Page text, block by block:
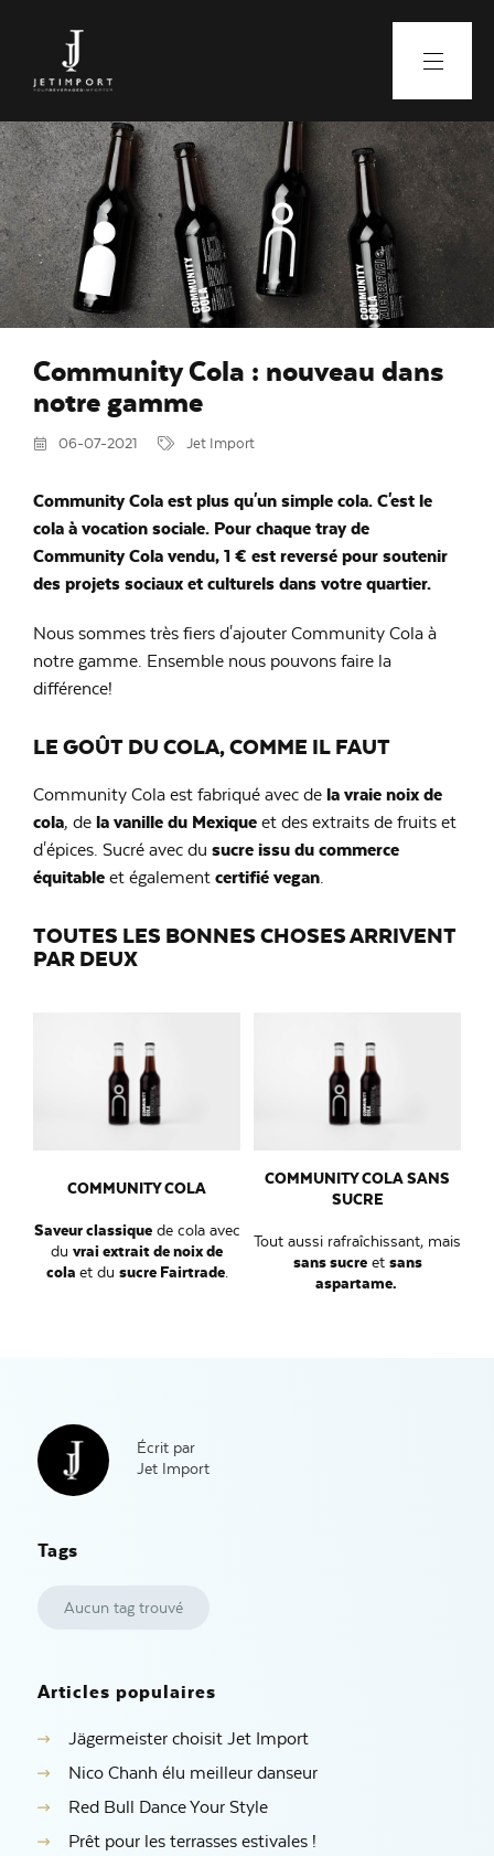
Community Cola : nouveau dans
notre gamme
06-07-2021 Jet Import
Community Cola est plus qu'un simple cola. C'est le
cola à vocation sociale. Pour chaque tray de
Community Cola vendu, 1 € est reversé pour soutenir
des projets sociaux et culturels dans votre quartier.
Nous sommes très fiers d'ajouter Community Cola à
notre gamme. Ensemble nous pouvons faire la
différence!
LE GOÛT DU COLA, COMME IL FAUT
Community Cola est fabriqué avec de la vraie noix de
cola, de la vanille du Mexique et des extraits de fruits et
d'épices. Sucré avec du sucre issu du commerce
équitable et également certifié vegan
TOUTES LES BONNES CHOSES ARRIVENT
PAR DEUX
COMMUNITY COLA
Saveur classiquede cola avec
du vrai extrait de noix de
cola et du sucre Fairtrade.
COMMUNITY COLA SANS
SUCRE
Tout aussi rafraîchissant, mais
sans sucreet sans
aspartame.
Écrit par
Jet Import
Tags
Aucun tag trouvé
Articles populaires
Jägermeister choisit Jet Import
Nico Chanh élu meilleur danseur
Red Bull Dance Your Style
Prêt pour les terrasses estivales !